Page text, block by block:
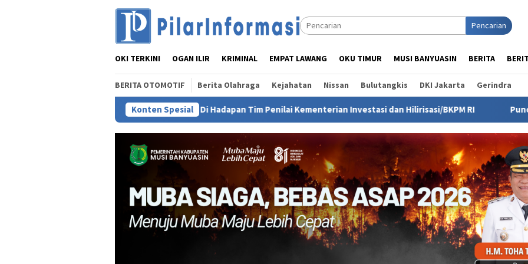
Pencarian
OKI TERKINI OGAN ILIR KRIMINAL EMPAT LAWANG OKU TIMUR MUSI BANYUASIN BERITA
BERITA OTOMOTIF Berita Olahraga Kejahatan Nissan Bulutangkis DKI Jakarta Gerindra
Konten Spesial
Pasti, Ramah Investasi Di Hadapan Tim Penilai Kementerian Investasi dan Hilirisasi/BKPM RI Puncak HUT IWO ke-14